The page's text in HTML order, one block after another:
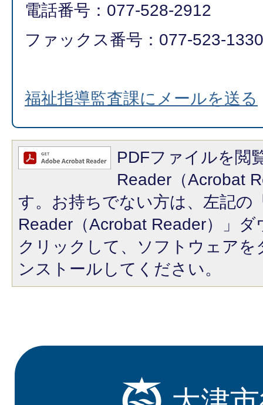
電話番号：077-528-2912
ファックス番号：077-523-1330
福祉指導監査課にメールを送る
PDFファイルを閲
Reader（Acrobat
す。お持ちでない方は、左記の
Reader（Acrobat Reader）」
クリックして、ソフトウェア
ンストールしてください。